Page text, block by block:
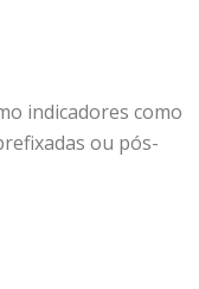
indicadores como
ou pós-